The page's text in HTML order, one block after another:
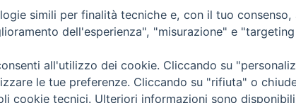
simili per finalità tecniche e, con il tuo
dell'esperienza", "misurazione" e
all'utilizzo dei cookie. Cliccando su
le tue preferenze. Cliccando su "rifiuta" o
cookie tecnici. Ulteriori informazioni sono